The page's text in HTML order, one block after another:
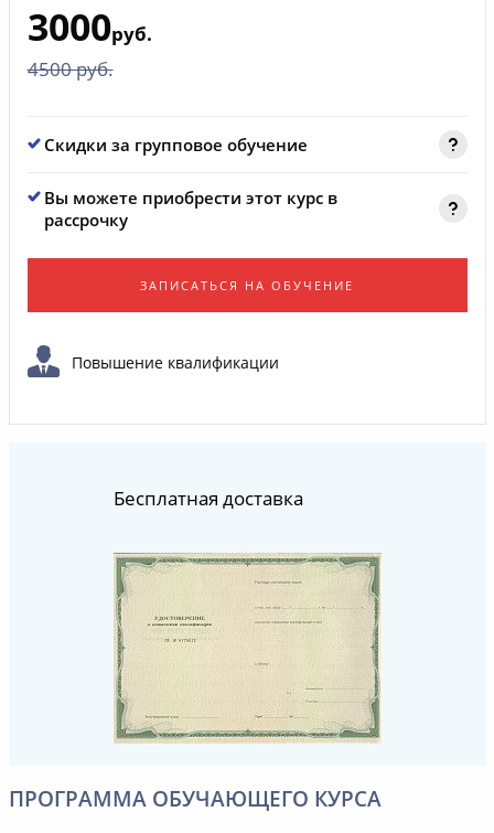
3000руб.
4500 руб.
Скидки за групповое обучение
Вы можете приобрести этот курс в
рассрочку
ЗАПИСАТЬСЯ НА ОБУЧЕНИЕ
Повышение квалификации
Бесплатная доставка
ПРОГРАММА ОБУЧАЮЩЕГО КУРСА